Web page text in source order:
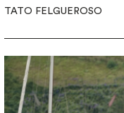
TATO FELGUEROSO